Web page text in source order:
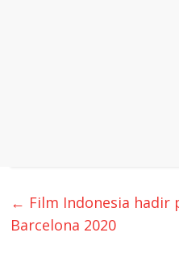
← Film Indonesia hadir
Barcelona 2020